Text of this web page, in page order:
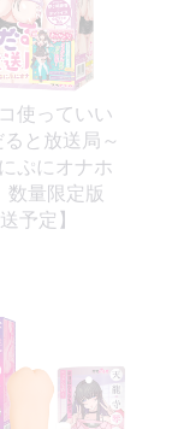
使っていい
ると放送局～
ぷにオナホ
量限定版
予定】